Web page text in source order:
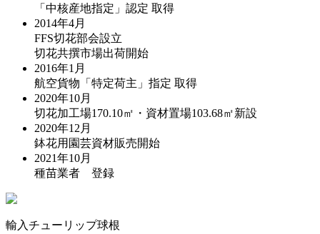
「中核産地指定」認定 取得
2014年4月
FFS切花部会設立
切花共撰市場出荷開始
2016年1月
航空貨物「特定荷主」指定 取得
2020年10月
切花加工場170.10㎡・資材置場103.68㎡新設
2020年12月
鉢花用園芸資材販売開始
2021年10月
種苗業者 登録
輸入チューリップ球根